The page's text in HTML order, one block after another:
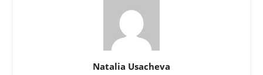
Natalia Usacheva